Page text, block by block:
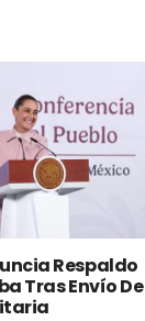
Respaldo
Tras Envío De